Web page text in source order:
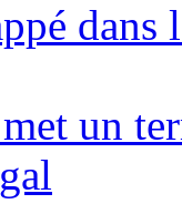
dans
un